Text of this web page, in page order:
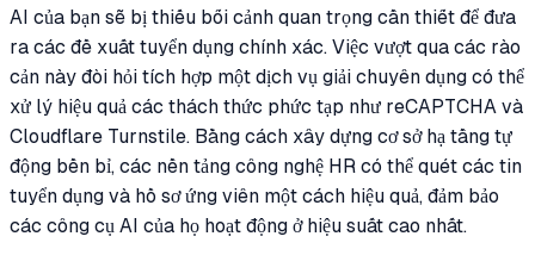
AI của bạn sẽ bị thiếu bối cảnh quan trọng cần thiết để đưa
ra các đề xuất tuyển dụng chính xác. Việc vượt qua các rào
cản này đòi hỏi tích hợp một dịch vụ giải chuyên dụng có thể
xử lý hiệu quả các thách thức phức tạp như reCAPTCHA và
Cloudflare Turnstile. Bằng cách xây dựng cơ sở hạ tầng tự
động bền bỉ, các nền tảng công nghệ HR có thể quét các tin
tuyển dụng và hồ sơ ứng viên một cách hiệu quả, đảm bảo
các công cụ AI của họ hoạt động ở hiệu suất cao nhất.